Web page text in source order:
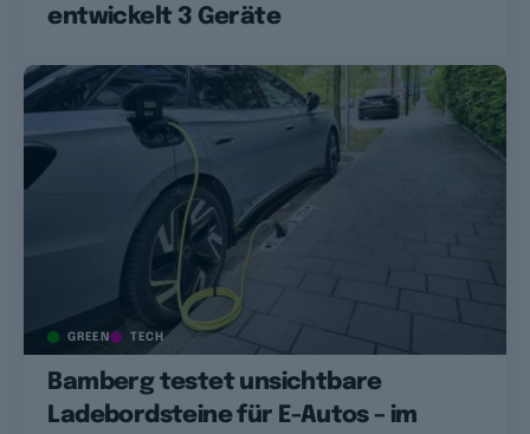
entwickelt 3 Geräte
GREEN TECH
Bamberg testet unsichtbare
Ladebordsteine für E-Autos – im